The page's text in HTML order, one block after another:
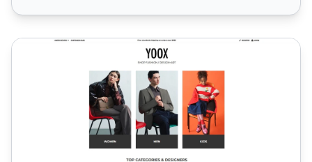
Programme d'affiliation YOOX